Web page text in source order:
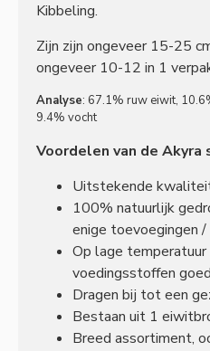
Kibbeling.
Zijn zijn ongeveer 15-25
ongeveer 10-12 in 1
Analyse: 67.1% ruw eiwit,
9.4% vocht
Voordelen van de Akyra
Uitstekende
100% natuurlijk
enige toevoegingen
Op lage
voedingsstoffen
Dragen bij tot een
Bestaan uit 1
Breed assortiment,